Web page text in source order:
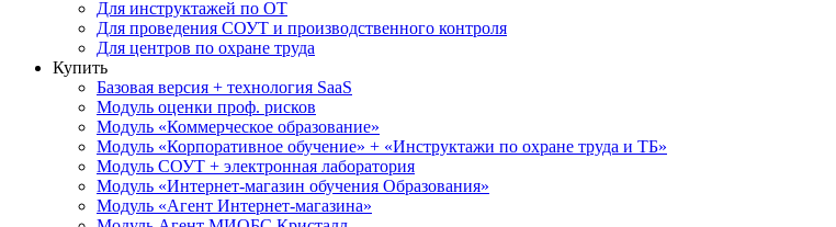
Для инструктажей по ОТ
Для проведения СОУТ и производственного контроля
Для центров по охране труда
Купить
Базовая версия + технология SaaS
Модуль оценки проф. рисков
Модуль «Коммерческое образование»
Модуль «Корпоративное обучение» + «Инструктажи по охране труда и ТБ»
Модуль СОУТ + электронная лаборатория
Модуль «Интернет-магазин обучения Образования»
Модуль «Агент Интернет-магазина»